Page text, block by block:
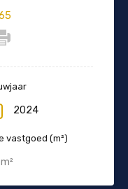
2024
vastgoed (m²)
m²